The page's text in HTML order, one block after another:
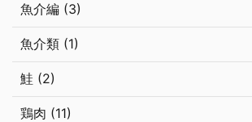
魚介編 (3)
魚介類 (1)
鮭 (2)
鶏肉 (11)